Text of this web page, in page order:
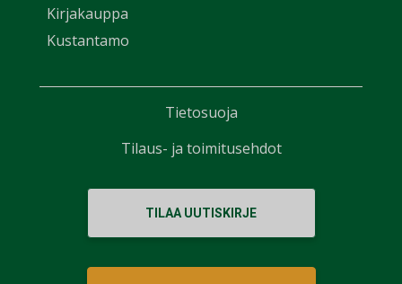
Kirjakauppa
Kustantamo
TILAA UUTISKIRJE
Tietosuoja
Tilaus- ja toimitusehdot